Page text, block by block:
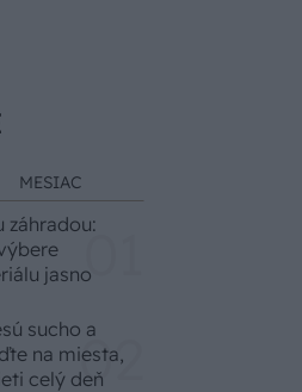
MESIAC
záhradou:
jasno
sucho a
na miesta,
celý deň